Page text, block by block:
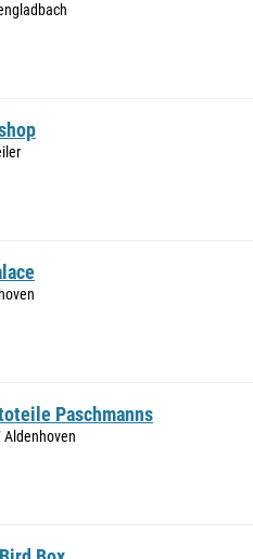
Paschmanns
Aldenhoven